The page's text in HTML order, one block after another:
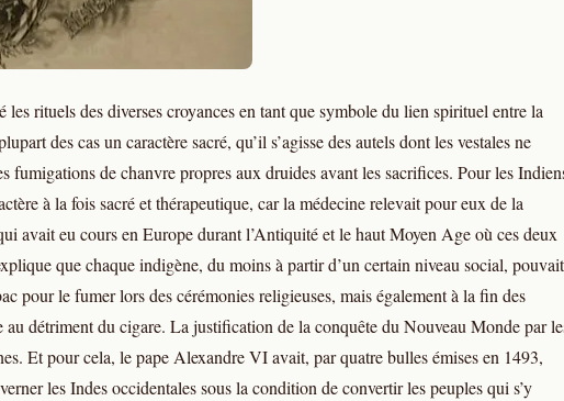
rituels des diverses croyances en tant que symbole du lien spirituel entre la
des cas un caractère sacré, qu’il s’agisse des autels dont les vestales ne
fumigations de chanvre propres aux druides avant les sacrifices. Pour les
à la fois sacré et thérapeutique, car la médecine relevait pour eux de la
avait eu cours en Europe durant l’Antiquité et le haut Moyen Age où ces deux
que chaque indigène, du moins à partir d’un certain niveau social, pouvait
pour le fumer lors des cérémonies religieuses, mais également à la fin des
détriment du cigare. La justification de la conquête du Nouveau Monde par
Et pour cela, le pape Alexandre VI avait, par quatre bulles émises en 1493,
les Indes occidentales sous la condition de convertir les peuples qui s’y